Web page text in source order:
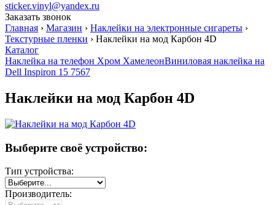
sticker.vinyl@yandex.ru
Заказать звонок
Главная › Магазин › Наклейки на электронные сигареты ›
Текстурные пленки › Наклейки на мод Карбон 4D
Каталог
Наклейка на телефон Хром ХамелеонВиниловая наклейка на
Dell Inspiron 15 7567
Наклейки на мод Карбон 4D
Выберите своё устройство:
Тип устройства:
Производитель: